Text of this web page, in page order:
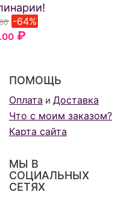
-64%
.00 ₽
ПОМОЩЬ
Оплата и Доставка
Что с моим заказом?
Карта сайта
МЫ В
СОЦИАЛЬНЫХ
СЕТЯХ